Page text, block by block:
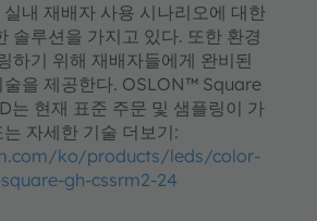
내 재배자 사용 시나리오에 대한
솔루션을 가지고 있다. 또한 환경
하기 위해 재배자들에게 완비된
술을 제공한다. OSLON™ Square
는 현재 표준 주문 및 샘플링이 가
자세한 기술 더보기:
ko/products/leds/color-
gh-cssrm2-24